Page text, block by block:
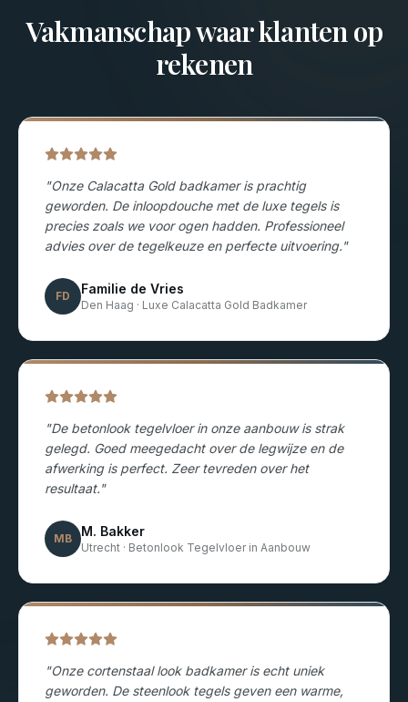
Vakmanschap waar klanten op
rekenen
"Onze Calacatta Gold badkamer is prachtig
geworden. De inloopdouche met de luxe tegels is
precies zoals we voor ogen hadden. Professioneel
advies over de tegelkeuze en perfecte uitvoering."
FD Familie de Vries
Den Haag · Luxe Calacatta Gold Badkamer
"De betonlook tegelvloer in onze aanbouw is strak
gelegd. Goed meegedacht over de legwijze en de
afwerking is perfect. Zeer tevreden over het
resultaat."
MB M. Bakker
Utrecht · Betonlook Tegelvloer in Aanbouw
"Onze cortenstaal look badkamer is echt uniek
geworden. De steenlook tegels geven een warme,